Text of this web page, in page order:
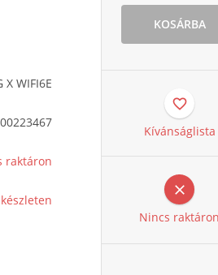
X WIFI6E
raktáron
KOSÁRBA

Kívánságlista

Nincs raktáron